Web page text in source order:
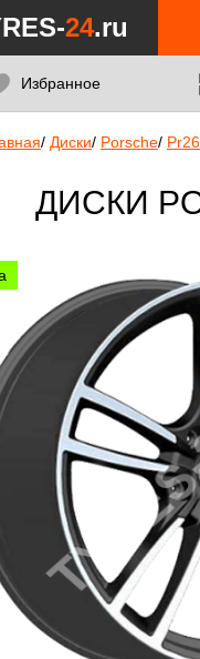
24.ru
Избранное
/ Диски/ Porsche/ Pr26
ДИСКИ